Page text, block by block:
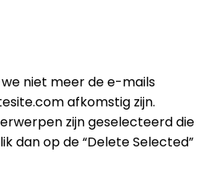
niet meer de e-mails
afkomstig zijn.
zijn geselecteerd die
dan op de “Delete Selected”